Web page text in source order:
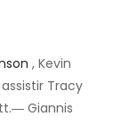
, Kevin
Tracy
Giannis